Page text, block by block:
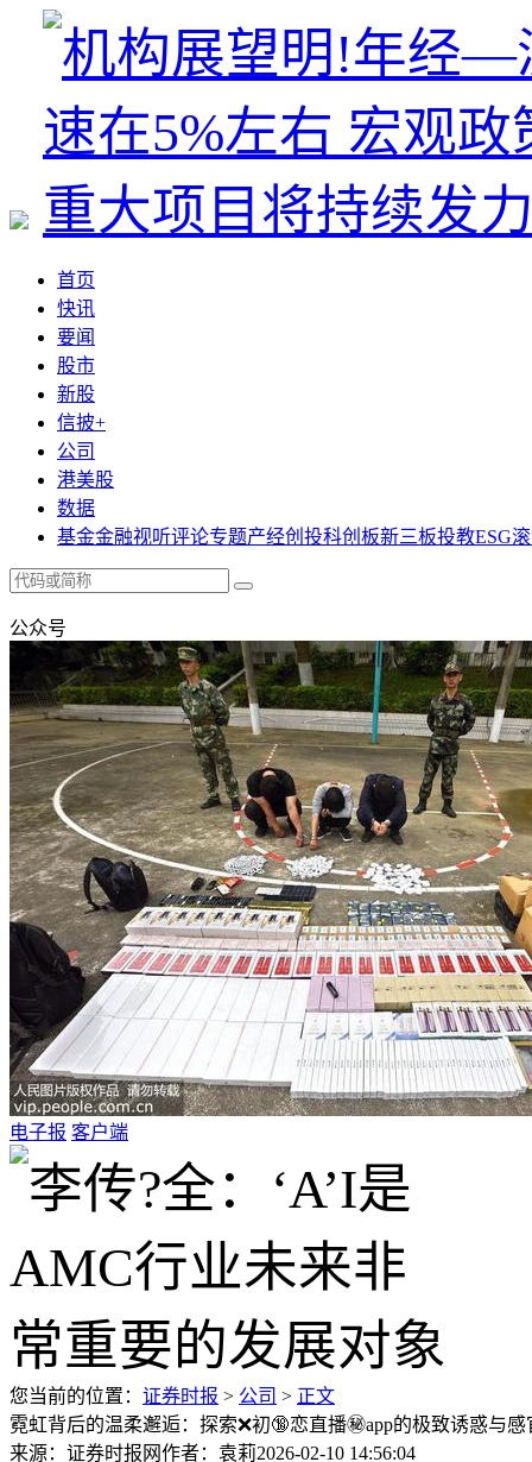
首页
快讯
要闻
股市
新股
信披+
公司
港美股
数据
基金金融视听评论专题产经创投科创板新三板投教ESG
公众号
电子报 客户端
您当前的位置： 证券时报 > 公司 > 正文
霓虹背后的温柔邂逅：探索❌初🔞恋直播㊙️app的极致诱惑与感
来源：证券时报网作者：袁莉2026-02-10 14:56:04